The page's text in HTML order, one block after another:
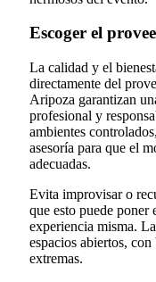
Escoger el
La calidad y el
directamente del
Aripoza garantizan
profesional y
ambientes
asesoría para que el
adecuadas.
Evita improvisar o
que esto puede poner
experiencia misma.
espacios abiertos,
extremas.